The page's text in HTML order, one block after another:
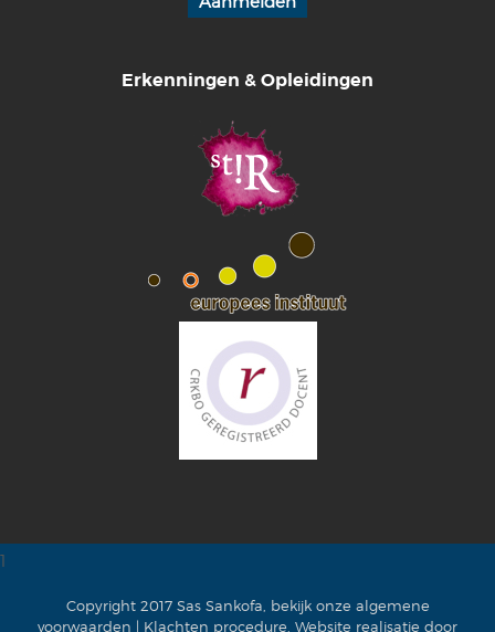
Erkenningen & Opleidingen
1
Copyright 2017 Sas Sankofa, bekijk onze algemene
voorwaarden | Klachten procedure. Website realisatie door